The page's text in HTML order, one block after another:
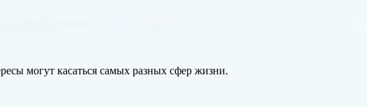
могут касаться самых разных сфер жизни.